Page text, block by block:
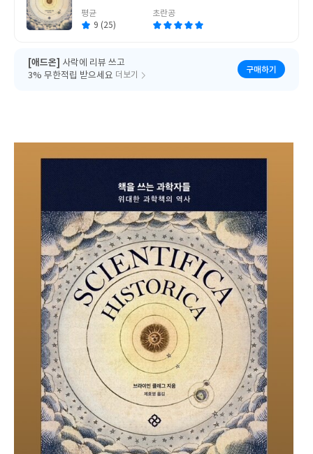
평균
9 (25)
초란공
[애드온] 사락에 리뷰 쓰고
3% 무한적립 받으세요 더보기
구매하기